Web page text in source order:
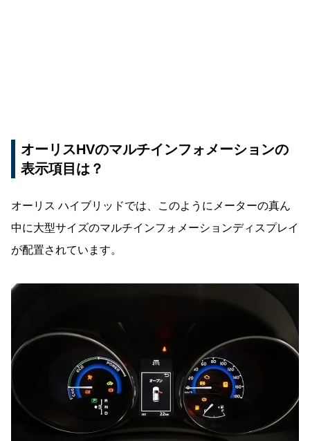
オーリスHVのマルチインフォメーションの
表示項目は？
オーリス ハイブリッドでは、このようにメーターの真ん
中に大型サイズのマルチインフォメーションディスプレイ
が配置されています。